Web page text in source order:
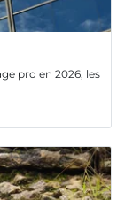
pro en 2026, les